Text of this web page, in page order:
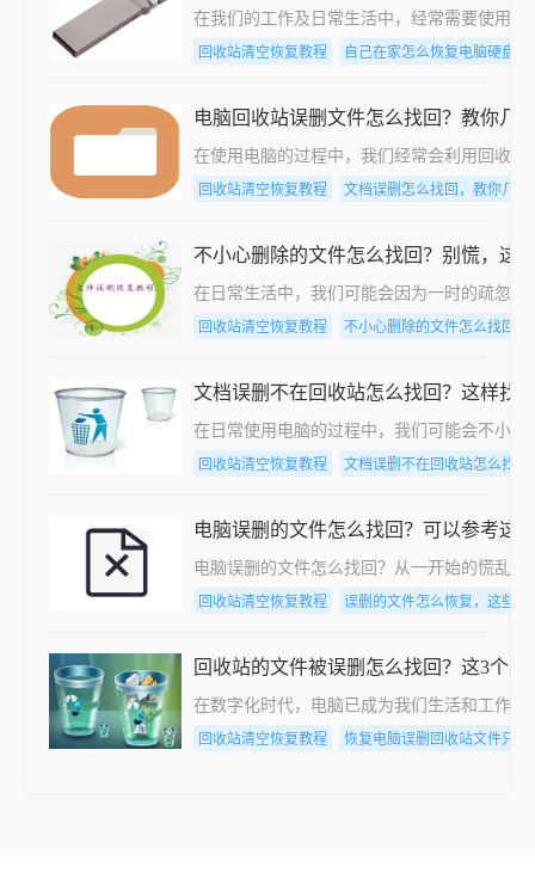
在我们的工作及日常生活中，经常需要使用U
回收站清空恢复教程 自己在家怎么恢复电脑硬盘数
电脑回收站误删文件怎么找回？教你几
在使用电脑的过程中，我们经常会利用回收
回收站清空恢复教程 文档误删怎么找回，教你几个
不小心删除的文件怎么找回？别慌，这
在日常生活中，我们可能会因为一时的疏忽
回收站清空恢复教程 不小心删除的文件怎么找回
文档误删不在回收站怎么找回？这样找
在日常使用电脑的过程中，我们可能会不小
回收站清空恢复教程 文档误删不在回收站怎么找回
电脑误删的文件怎么找回？可以参考这
电脑误删的文件怎么找回？从一开始的慌乱
回收站清空恢复教程 误删的文件怎么恢复，这些方
回收站的文件被误删怎么找回？这3个方
在数字化时代，电脑已成为我们生活和工作
回收站清空恢复教程 恢复电脑误删回收站文件只要